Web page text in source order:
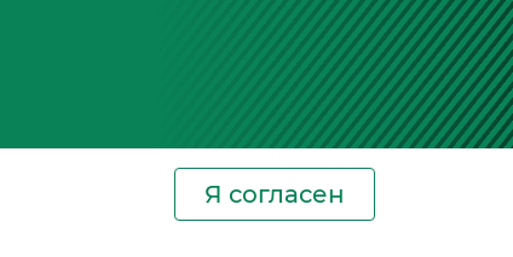
Новости Я согласен